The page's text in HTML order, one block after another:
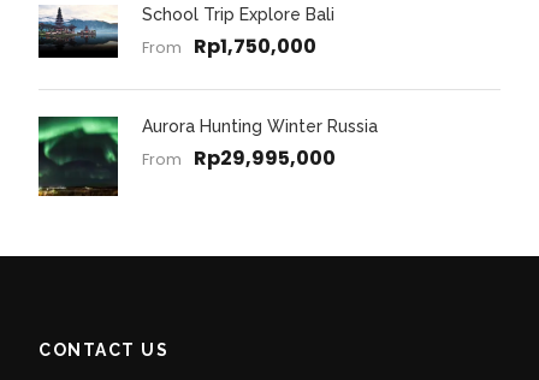
School Trip Explore Bali
From Rp1,750,000
Aurora Hunting Winter Russia
From Rp29,995,000
CONTACT US